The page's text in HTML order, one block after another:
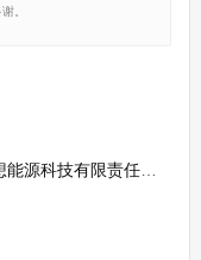
。
技有限责任公司招标)